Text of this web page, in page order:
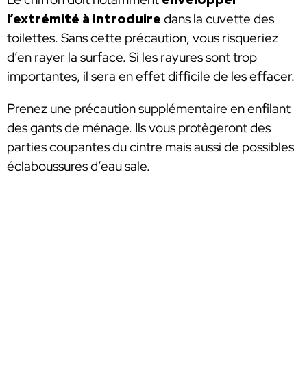
l’extrémité à introduire dans la cuvette des
toilettes. Sans cette précaution, vous risqueriez
d’en rayer la surface. Si les rayures sont trop
importantes, il sera en effet difficile de les effacer.
Prenez une précaution supplémentaire en enfilant
des gants de ménage. Ils vous protègeront des
parties coupantes du cintre mais aussi de possibles
éclaboussures d’eau sale.